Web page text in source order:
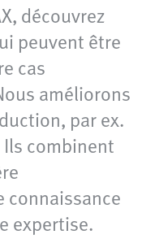
découvrez
peuvent être
cas
améliorons
par ex.
Ils combinent
connaissance
expertise.